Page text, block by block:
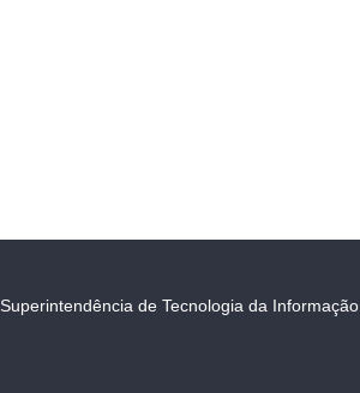
Superintendência de Tecnologia da Informação